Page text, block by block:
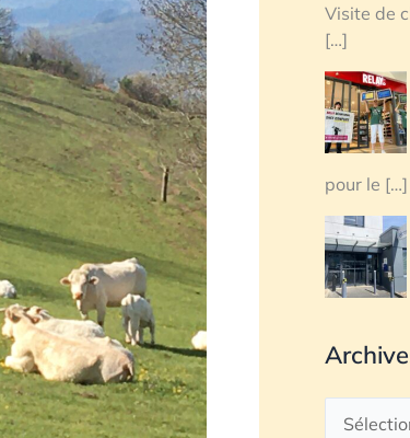
Visite de
[…]
pour le […]